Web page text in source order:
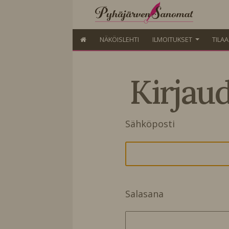
NÄKÖISLEHTI ILMOITUKSET
Sähköposti
Salasana